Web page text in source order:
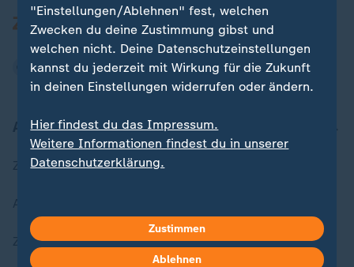
Aktuell bei ZDFheute
Zuletzt veröffentlicht
ZDFheute Stories
"Einstellungen/Ablehnen" fest, welchen
Zwecken du deine Zustimmung gibst und
welchen nicht. Deine Datenschutzeinstellungen
kannst du jederzeit mit Wirkung für die Zukunft
in deinen Einstellungen widerrufen oder ändern.
Hier findest du das Impressum.
Weitere Informationen findest du in unserer
Datenschutzerklärung.
Zustimmen
Ablehnen